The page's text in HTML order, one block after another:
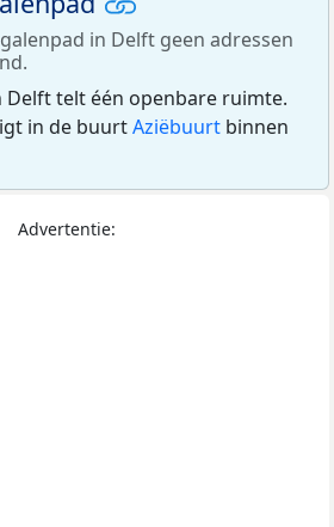
in Delft geen adressen
Delft telt één openbare ruimte.
in de buurtAziëbuurt binnen
Advertentie: